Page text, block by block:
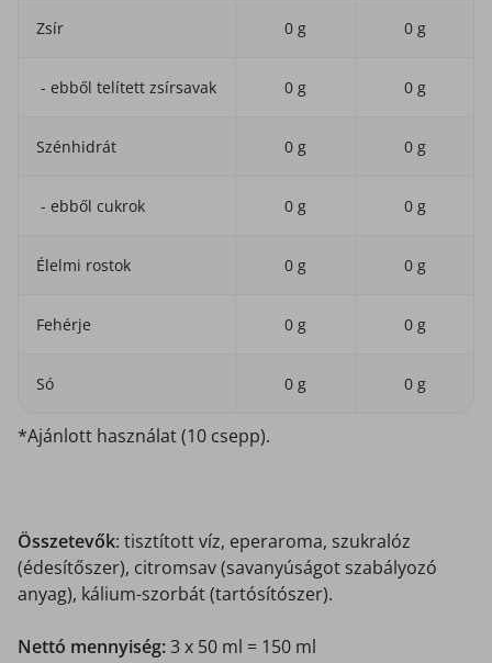
Zsír 0 g 0 g
- ebből telített zsírsavak 0 g 0 g
Szénhidrát 0 g 0 g
- ebből cukrok 0 g 0 g
Élelmi rostok 0 g 0 g
Fehérje 0 g 0 g
Só 0 g 0 g
*Ajánlott használat (10 csepp).
Összetevők: tisztított víz, eperaroma, szukralóz
(édesítőszer), citromsav (savanyúságot szabályozó
anyag), kálium-szorbát (tartósítószer).
Nettó mennyiség:3 x 50 ml = 150 ml